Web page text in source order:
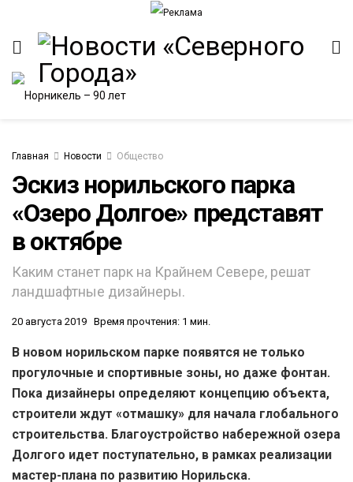
Главная Новости Общество
Эскиз норильского парка
«Озеро Долгое» представят
в октябре
Каким станет парк на Крайнем Севере, решат
ландшафтные дизайнеры.
20 августа 2019 Время прочтения: 1 мин.
В новом норильском парке появятся не только
прогулочные и спортивные зоны, но даже фонтан.
Пока дизайнеры определяют концепцию объекта,
строители ждут «отмашку» для начала глобального
строительства. Благоустройство набережной озера
Долгого идет поступательно, в рамках реализации
мастер-плана по развитию Норильска.